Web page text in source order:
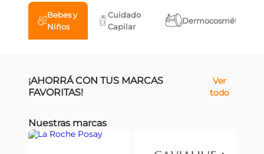
Bebes y
Niños
Cuidado
Capilar
Dermocosmética
¡AHORRÁ CON TUS MARCAS
FAVORITAS!
Ver
todo
Nuestras marcas